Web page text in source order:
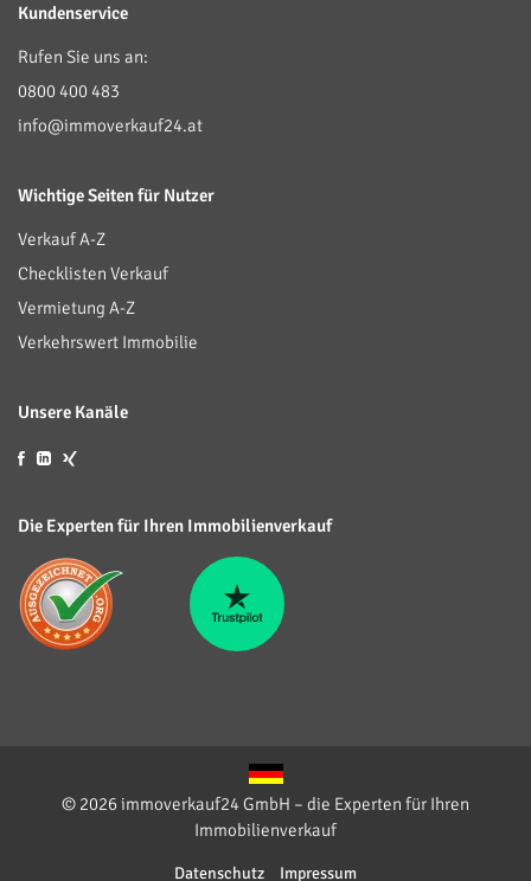
Kundenservice
Rufen Sie uns an:
0800 400 483
info@immoverkauf24.at
Wichtige Seiten für Nutzer
Verkauf A-Z
Checklisten Verkauf
Vermietung A-Z
Verkehrswert Immobilie
Unsere Kanäle
Die Experten für Ihren Immobilienverkauf
© 2026 immoverkauf24 GmbH – die Experten für Ihren
Immobilienverkauf
Datenschutz Impressum